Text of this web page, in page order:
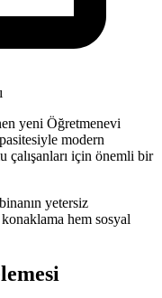
yeni Öğretmenevi
modern
çalışanları için önemli bir
yetersiz
hem sosyal